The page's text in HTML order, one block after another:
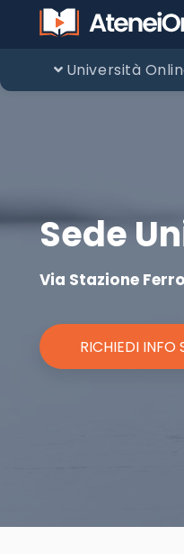
Università
Sede
Via Stazione
RICHIEDI INFO